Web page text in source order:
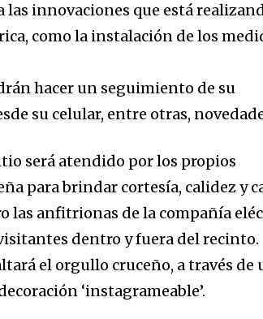
innovaciones que está
como la instalación de los
hacer un seguimiento de su
su celular, entre otras,
será atendido por los propios
para brindar cortesía, calidez y
las anfitrionas de la compañía
dentro y fuera del recinto.
el orgullo cruceño, a través de
‘instagrameable’.